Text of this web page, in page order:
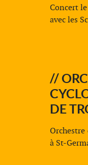
Concert
avec les
//
DE
à St-